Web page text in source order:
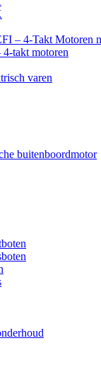
– 4-Takt Motoren
takt motoren
varen
buitenboordmotor